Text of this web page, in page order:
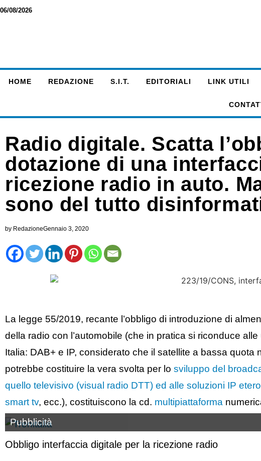
06/08/2026
HOME REDAZIONE S.I.T. EDITORIALI LINK UTILI
Radio digitale. Scatta
dotazione di una
ricezione radio in auto.
sono del tutto
by RedazioneGennaio 3, 2020
La legge 55/2019, recante l’obbligo di introduzione di
della radio con l’automobile (che in pratica si riconduce
Italia: DAB+ e IP, considerato che il satellite a bassa quota
potrebbe costituire la vera svolta per lo sviluppo del
quello televisivo (visual radio DTT) ed alle soluzioni IP
smart tv, ecc.), costituiscono la cd. multipiattaforma
Pubblicità
Obbligo interfaccia digitale per la ricezione radio